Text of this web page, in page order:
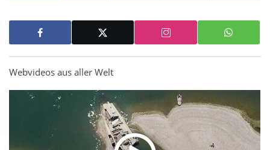
Webvideos aus aller Welt